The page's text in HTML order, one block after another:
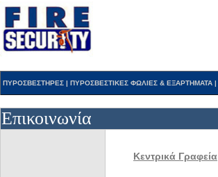
ΠΥΡΟΣΒΕΣΤΗΡΕΣ | ΠΥΡΟΣΒΕΣΤΙΚΕΣ ΦΩΛΙΕΣ & ΕΞΑΡΤΗΜΑΤΑ |
Επικοινωνία
Κεντρικά Γραφεία